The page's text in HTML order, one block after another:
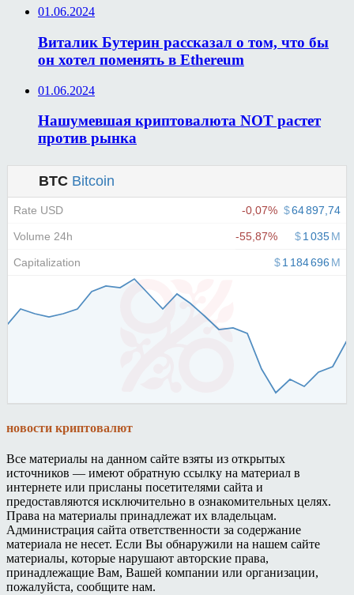
01.06.2024
Виталик Бутерин рассказал о том, что бы
он хотел поменять в Ethereum
01.06.2024
Нашумевшая криптовалюта NOT растет
против рынка
новости криптовалют
Все материалы на данном сайте взяты из открытых
источников — имеют обратную ссылку на материал в
интернете или присланы посетителями сайта и
предоставляются исключительно в ознакомительных целях.
Права на материалы принадлежат их владельцам.
Администрация сайта ответственности за содержание
материала не несет. Если Вы обнаружили на нашем сайте
материалы, которые нарушают авторские права,
принадлежащие Вам, Вашей компании или организации,
пожалуйста, сообщите нам.